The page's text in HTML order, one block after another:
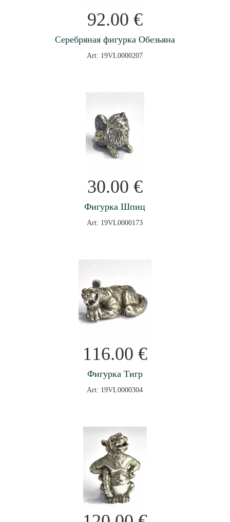
92.00 €
Серебряная фигурка Обезьяна
Art: 19VL0000207
30.00 €
Фигурка Шпиц
Art: 19VL0000173
116.00 €
Фигурка Тигр
Art: 19VL0000304